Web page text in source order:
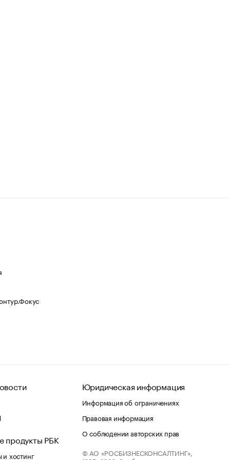
продукты РБК
хостинг
Юридическая информация
Информация об ограничениях
Правовая информация
О соблюдении авторских прав
© АО «РОСБИЗНЕСКОНСАЛТИНГ»,